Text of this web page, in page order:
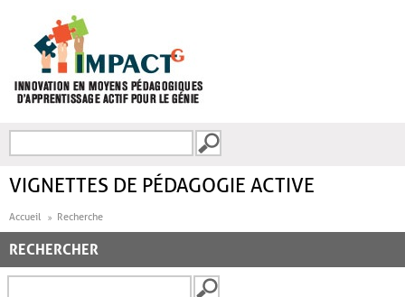
FORMULAIRE DE
VIGNETTES DE PÉDAGOGIE ACTIVE
Accueil Recherche
RECHERCHER